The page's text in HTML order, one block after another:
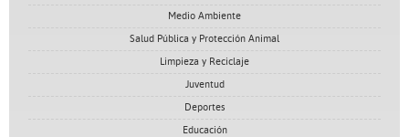
Medio Ambiente
Salud Pública y Protección Animal
Limpieza y Reciclaje
Juventud
Deportes
Educación